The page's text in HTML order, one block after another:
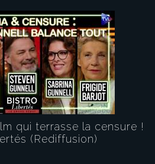
qui terrasse la censure !
(Rediffusion)